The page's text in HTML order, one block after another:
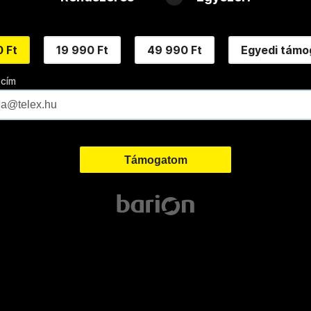
Ft 19 990 Ft 49 990 Ft Egyedi